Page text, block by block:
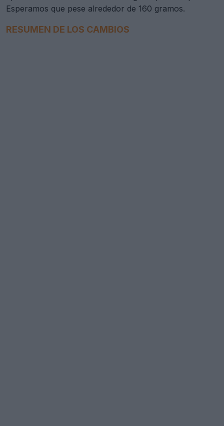
Esperamos que pese alrededor de 160 gramos.
RESUMEN DE LOS CAMBIOS